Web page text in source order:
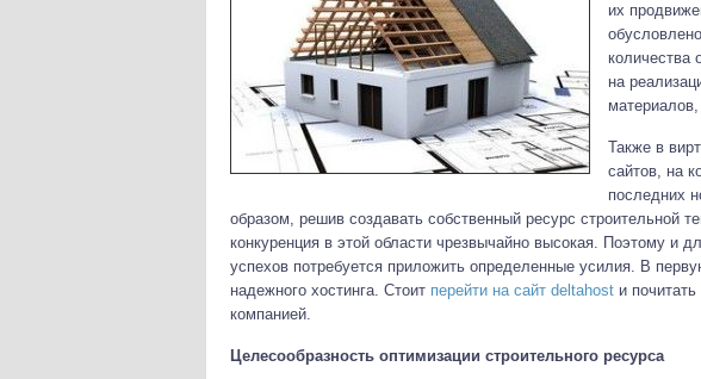
их
количества
на
Также в
сайтов, на
последних
образом, решив создавать собственный ресурс строительной
конкуренция в этой области чрезвычайно высокая. Поэтому и
успехов потребуется приложить определенные усилия. В
надежного хостинга. Стоит перейти на сайт deltahost и
компанией.
Целесообразность оптимизации строительного ресурса